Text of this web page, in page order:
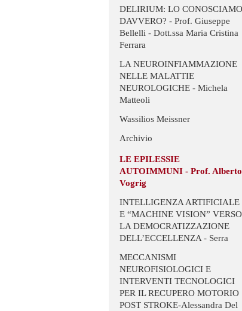
DELIRIUM: LO CONOSCIAMO
DAVVERO? - Prof. Giuseppe
Bellelli - Dott.ssa Maria Cristina
Ferrara
LA NEUROINFIAMMAZIONE
NELLE MALATTIE
NEUROLOGICHE - Michela
Matteoli
Wassilios Meissner
Archivio
LE EPILESSIE
AUTOIMMUNI - Prof. Alberto
Vogrig
INTELLIGENZA ARTIFICIALE
E “MACHINE VISION” VERSO
LA DEMOCRATIZZAZIONE
DELL’ECCELLENZA - Serra
MECCANISMI
NEUROFISIOLOGICI E
INTERVENTI TECNOLOGICI
PER IL RECUPERO MOTORIO
POST STROKE-Alessandra Del